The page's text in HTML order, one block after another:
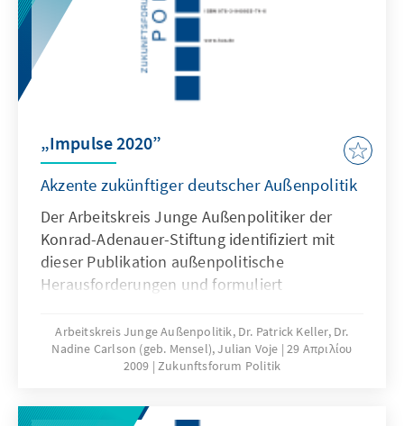
„Impulse 2020”
Akzente zukünftiger deutscher Außenpolitik
Der Arbeitskreis Junge Außenpolitiker der
Konrad-Adenauer-Stiftung identifiziert mit
dieser Publikation außenpolitische
Herausforderungen und formuliert
Bundesregierung. Dabei hat die Auswahl
durchaus Schlaglicht-Charakter und erhebt
keinen Anspruch auf Vollständigkeit. Im
„Frühwarnfunktion” der Politikberatung
Arbeitskreis Junge Außenpolitik, Dr. Patrick Keller, Dr.
Nadine Carlson (geb. Mensel), Julian Voje 29 Απριλίου
2009 Zukunftsforum Politik